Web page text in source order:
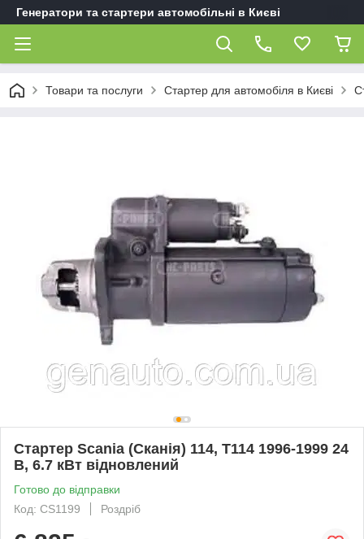
Генератори та стартери автомобільні в Києві
Товари та послуги Стартер для автомобіля в Києві
Стартер Scania (Сканія) 114, T114 1996-1999 24
В, 6.7 кВт відновлений
Готово до відправки
Код: CS1199
Роздріб